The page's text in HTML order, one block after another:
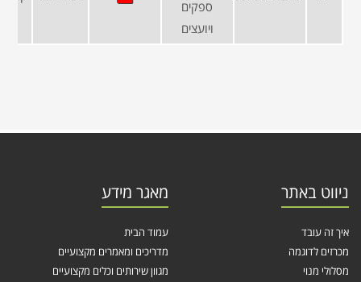
ספקים
ויועצים
ניווט באתר
איך זה עובד
מכרזים לדוגמה
מסלולי מנוי
מאגר מידע
עמוד הבית
מדריכים ומאמרים מקצועיים
מגוון שירותים וכלים מקצועיים